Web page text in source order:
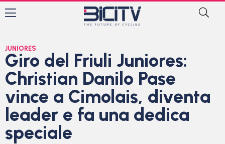
JUNIORES
Giro del Friuli Juniores:
Christian Danilo Pase
vince a Cimolais, diventa
leader e fa una dedica
speciale